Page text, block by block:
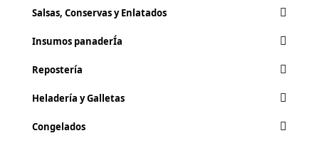
Salsas, Conservas y Enlatados
Insumos panaderÍa
Repostería
Heladería y Galletas
Congelados